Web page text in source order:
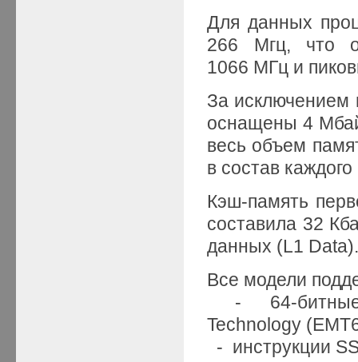
Для данных
266 Мгц, что
1066 МГц и
За исключением
оснащены 4
весь объем
в состав
Кэш-память
составила 32
данных (L1
Все модели
- 64-битные
Technology
- инструкции